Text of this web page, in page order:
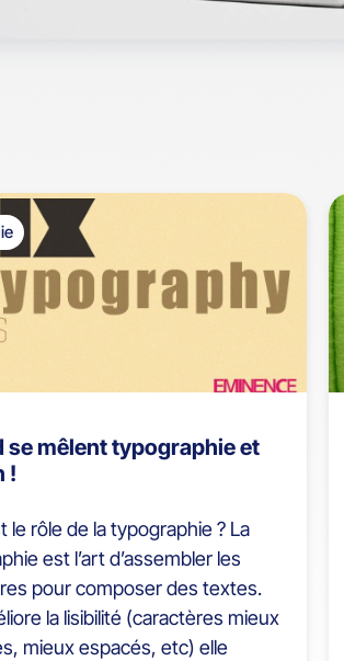
se mêlent typographie et
!
le rôle de la typographie ? La
est l’art d’assembler les
pour composer des textes.
la lisibilité (caractères mieux
mieux espacés, etc) elle